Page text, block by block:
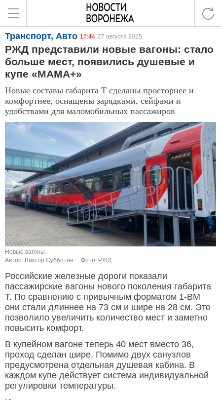
Транспорт, Авто 17:44 27 августа 2025
РЖД представили новые вагоны: стало
больше мест, появились душевые и
купе «МАМА+»
Новые составы габарита Т сделаны просторнее и
комфортнее, оснащены зарядками, сейфами и
удобствами для маломобильных пассажиров
Новые вагоны.
Автор: Виктор Субботин.
Фото: РЖД.
Российские железные дороги показали
пассажирские вагоны нового поколения габарита
Т. По сравнению с привычным форматом 1-ВМ
они стали длиннее на 73 см и шире на 28 см. Это
позволило увеличить количество мест и заметно
повысить комфорт.
В купейном вагоне теперь 40 мест вместо 36,
проход сделан шире. Помимо двух санузлов
предусмотрена отдельная душевая кабина. В
каждом купе действует система индивидуальной
регулировки температуры.